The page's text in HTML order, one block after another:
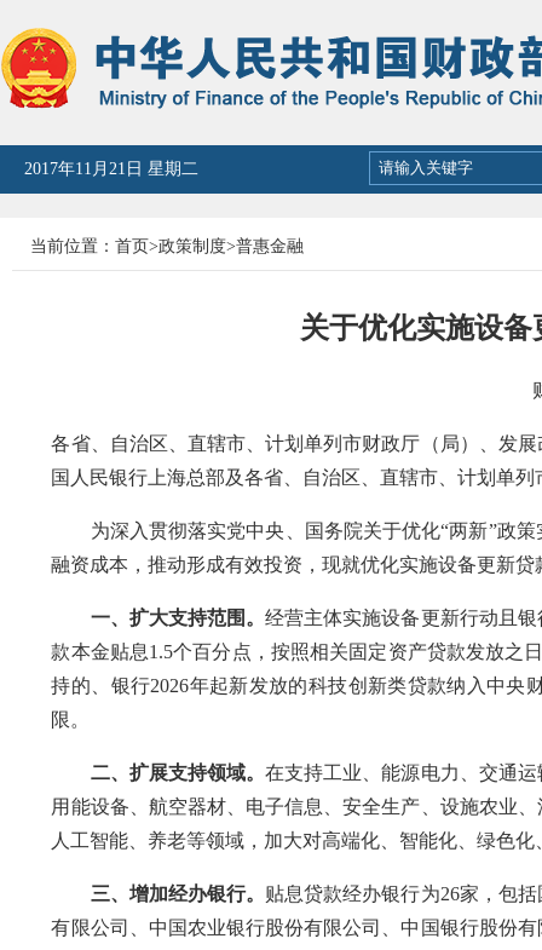
2026年08月07日 星期五
当前位置： 首页>政策制度>普惠金融
关于优化实施设
各省、自治区、直辖市、计划单列市财政厅（局）、发
国人民银行上海总部及各省、自治区、直辖市、计划单
为深入贯彻落实党中央、国务院关于优化“两新”政策
融资成本，推动形成有效投资，现就优化实施设备更新
一、扩大支持范围。经营主体实施设备更新行动且
款本金贴息1.5个百分点，按照相关固定资产贷款发放之
持的、银行2026年起新发放的科技创新类贷款纳入中央
限。
二、扩展支持领域。在支持工业、能源电力、交通
用能设备、航空器材、电子信息、安全生产、设施农业
人工智能、养老等领域，加大对高端化、智能化、绿色
三、增加经办银行。 贴息贷款经办银行为26家，包
有限公司、中国农业银行股份有限公司、中国银行股份